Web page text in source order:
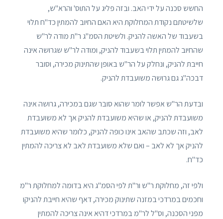
החשש סכנה על ידי האב. ובזה פליג על התוס' והרא"ש,
שלשיטתם נקודת המחלוקת היא האם החיוב להמתין כד"ח תלוי
בשעבוד של האשה להניק. ולשיטת הסמ"ג ר"ת מודה לר"ש
שהחיוב להמתין תלוי בשעבוד להניק, ומודה לר"ש שגרושה אינה
חייבת להניק, ונחלק על הר"ש באופן שהתינוק מכירה, וסובר
דבכה"ג גם גרושה משועבדת להניק.
ובדעת הר"ש אפשר לומר שהוא סובר שגם במכירה, גרושה אינה
משועבדת להניק, או שהיא משועבדת להניק אך לא משועבדת
לאב, וזה שכתב שהאב אינו כופה להניק, כלומר שהיא משועבדת
להניק אך לא לאב – ואם שלא משועבדת לאב לא צריכה להמתין
כד"ח.
ולפי זה, מחלוקת ר"ש ור"ת לפי הסמ"ג היא בדומה למחלוקת ר"מ
וחכמים במרדכי במזנה שתינוק מכירה, דאף שהיא חייבת להניקו
מפני הסכנה, וס"ל לר"מ במרדכי דהיא אינה צריכה להמתין